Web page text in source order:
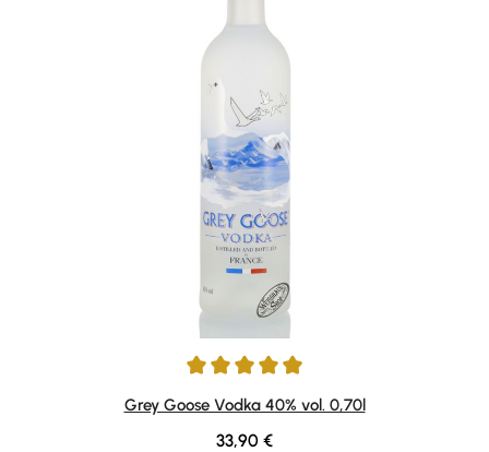
Durchschnittliche Bewertung von 4.95 von 5 Sternen
Grey Goose Vodka 40% vol. 0,70l
Regulärer Preis:
33,90 €